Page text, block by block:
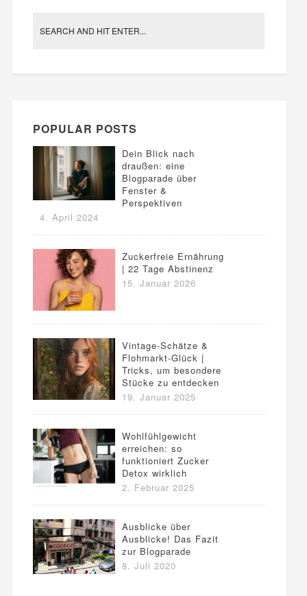
POPULAR POSTS
Dein Blick nach
draußen: eine
Blogparade über
Fenster &
Perspektiven
4. April 2024
Zuckerfreie Ernährung
| 22 Tage Abstinenz
15. Januar 2026
Vintage-Schätze &
Flohmarkt-Glück |
Tricks, um besondere
Stücke zu entdecken
19. Januar 2025
Wohlfühlgewicht
erreichen: so
funktioniert Zucker
Detox wirklich
2. Februar 2025
Ausblicke über
Ausblicke! Das Fazit
zur Blogparade
8. Juli 2020